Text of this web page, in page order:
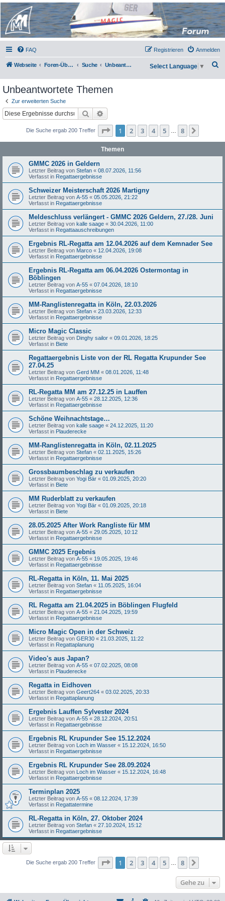
Micro Magic Forum
Deutschland
FAQ Anmelden
Registrieren
Webseite Foren-Übersicht Suche Unbeantwortete Themen Select Language ▼
Unbeantwortete Themen
Zur erweiterten Suche
Suche
Die Suche ergab 200 Treffer Seite 1von
1 2 3 4 5 8
Themen
GMMC 2026 in Geldern
Letzter Beitrag von Stefan « 08.07.2026, 11:56
Verfasst in Regattaergebnisse
Schweizer Meisterschaft 2026 Martigny
Letzter Beitrag von A-55 « 05.05.2026, 21:22
Verfasst in Regattaergebnisse
Meldeschluss verlängert - GMMC 2026 Geldern, 27./28. Juni
Letzter Beitrag von kalle saage « 30.04.2026, 11:00
Verfasst in Regattaauschreibungen
Ergebnis RL-Regatta am 12.04.2026 auf dem Kemnader See
Letzter Beitrag von Marco « 12.04.2026, 19:08
Verfasst in Regattaergebnisse
Ergebnis RL-Regatta am 06.04.2026 Ostermontag in
Böblingen
Letzter Beitrag von A-55 « 07.04.2026, 18:10
Verfasst in Regattaergebnisse
MM-Ranglistenregatta in Köln, 22.03.2026
Letzter Beitrag von Stefan « 23.03.2026, 12:33
Verfasst in Regattaergebnisse
Micro Magic Classic
Letzter Beitrag von Dinghy sailor « 09.01.2026, 18:25
Verfasst in Biete
Regattaergebnis Liste von der RL Regatta Krupunder See
27.04.25
Letzter Beitrag von Gerd MM « 08.01.2026, 11:48
Verfasst in Regattaergebnisse
RL-Regatta MM am 27.12.25 in Lauffen
Letzter Beitrag von A-55 « 28.12.2025, 12:36
Verfasst in Regattaergebnisse
Schöne Weihnachtstage…
Letzter Beitrag von kalle saage « 24.12.2025, 11:20
Verfasst in Plauderecke
MM-Ranglistenregatta in Köln, 02.11.2025
Letzter Beitrag von Stefan « 02.11.2025, 15:26
Verfasst in Regattaergebnisse
Grossbaumbeschlag zu verkaufen
Letzter Beitrag von Yogi Bär « 01.09.2025, 20:20
Verfasst in Biete
MM Ruderblatt zu verkaufen
Letzter Beitrag von Yogi Bär « 01.09.2025, 20:18
Verfasst in Biete
28.05.2025 After Work Rangliste für MM
Letzter Beitrag von A-55 « 29.05.2025, 10:12
Verfasst in Regattaergebnisse
GMMC 2025 Ergebnis
Letzter Beitrag von A-55 « 19.05.2025, 19:46
Verfasst in Regattaergebnisse
RL-Regatta in Köln, 11. Mai 2025
Letzter Beitrag von Stefan « 11.05.2025, 16:04
Verfasst in Regattaergebnisse
RL Regatta am 21.04.2025 in Böblingen Flugfeld
Letzter Beitrag von A-55 « 21.04.2025, 19:59
Verfasst in Regattaergebnisse
Micro Magic Open in der Schweiz
Letzter Beitrag von GER30 « 21.03.2025, 11:22
Verfasst in Regattaplanung
Video's aus Japan?
Letzter Beitrag von A-55 « 07.02.2025, 08:08
Verfasst in Plauderecke
Regatta in Eidhoven
Letzter Beitrag von Geert264 « 03.02.2025, 20:33
Verfasst in Regattaplanung
Ergebnis Lauffen Sylvester 2024
Letzter Beitrag von A-55 « 28.12.2024, 20:51
Verfasst in Regattaergebnisse
Ergebnis RL Krupunder See 15.12.2024
Letzter Beitrag von Loch im Wasser « 15.12.2024, 16:50
Verfasst in Regattaergebnisse
Ergebnis RL Krupunder See 28.09.2024
Letzter Beitrag von Loch im Wasser « 15.12.2024, 16:48
Verfasst in Regattaergebnisse
Terminplan 2025
Letzter Beitrag von A-55 « 08.12.2024, 17:39
Verfasst in Regattatermine
RL-Regatta in Köln, 27. Oktober 2024
Letzter Beitrag von Stefan « 27.10.2024, 15:12
Verfasst in Regattaergebnisse
Die Suche ergab 200 Treffer Seite 1von
1 2 3 4 5 8
Gehe zu